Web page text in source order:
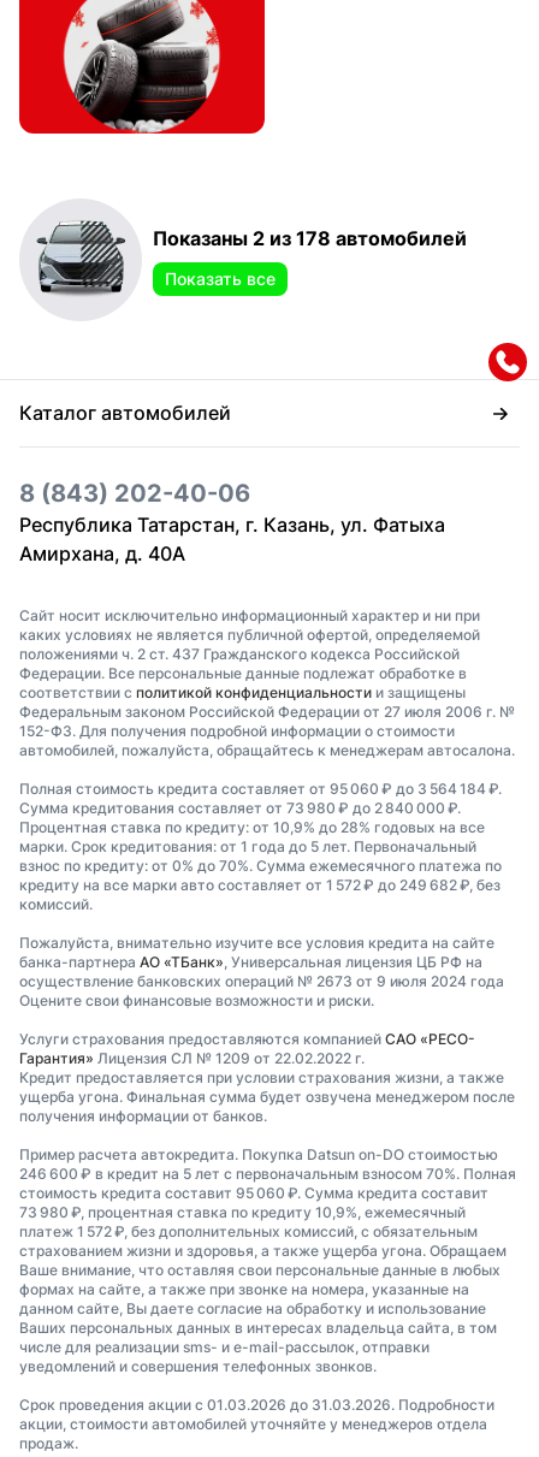
Показаны 2 из 178 автомобилей
Показать все
Каталог автомобилей
8 (843) 202-40-06
Республика Татарстан, г. Казань, ул. Фатыха
Амирхана, д. 40А
Сайт носит исключительно информационный характер и ни при
каких условиях не является публичной офертой, определяемой
положениями ч. 2 ст. 437 Гражданского кодекса Российской
Федерации. Все персональные данные подлежат обработке в
соответствии с политикой конфиденциальности и защищены
Федеральным законом Российской Федерации от 27 июля 2006 г. №
152-ФЗ. Для получения подробной информации о стоимости
автомобилей, пожалуйста, обращайтесь к менеджерам автосалона.
Полная стоимость кредита составляет от 95 060 ₽ до 3 564 184 ₽.
Сумма кредитования составляет от 73 980 ₽ до 2 840 000 ₽.
Процентная ставка по кредиту: от 10,9% до 28% годовых на все
марки. Срок кредитования: от 1 года до 5 лет. Первоначальный
взнос по кредиту: от 0% до 70%. Сумма ежемесячного платежа по
кредиту на все марки авто составляет от 1 572 ₽ до 249 682 ₽, без
комиссий.
Пожалуйста, внимательно изучите все условия кредита на сайте
банка-партнера АО «ТБанк» , Универсальная лицензия ЦБ РФ на
осуществление банковских операций № 2673 от 9 июля 2024 года
Оцените свои финансовые возможности и риски.
Услуги страхования предоставляются компанией САО «РЕСО-
Гарантия» Лицензия СЛ № 1209 от 22.02.2022 г.
Кредит предоставляется при условии страхования жизни, а также
ущерба угона. Финальная сумма будет озвучена менеджером после
получения информации от банков.
Пример расчета автокредита. Покупка Datsun on-DO стоимостью
246 600 ₽ в кредит на 5 лет с первоначальным взносом 70%. Полная
стоимость кредита составит 95 060 ₽. Сумма кредита составит
73 980 ₽, процентная ставка по кредиту 10,9%, ежемесячный
платеж 1 572 ₽, без дополнительных комиссий, с обязательным
страхованием жизни и здоровья, а также ущерба угона. Обращаем
Ваше внимание, что оставляя свои персональные данные в любых
формах на сайте, а также при звонке на номера, указанные на
данном сайте, Вы даете согласие на обработку и использование
Ваших персональных данных в интересах владельца сайта, в том
числе для реализации sms- и e-mail-рассылок, отправки
уведомлений и совершения телефонных звонков.
Срок проведения акции с 01.03.2026 до 31.03.2026. Подробности
акции, стоимости автомобилей уточняйте у менеджеров отдела
продаж.